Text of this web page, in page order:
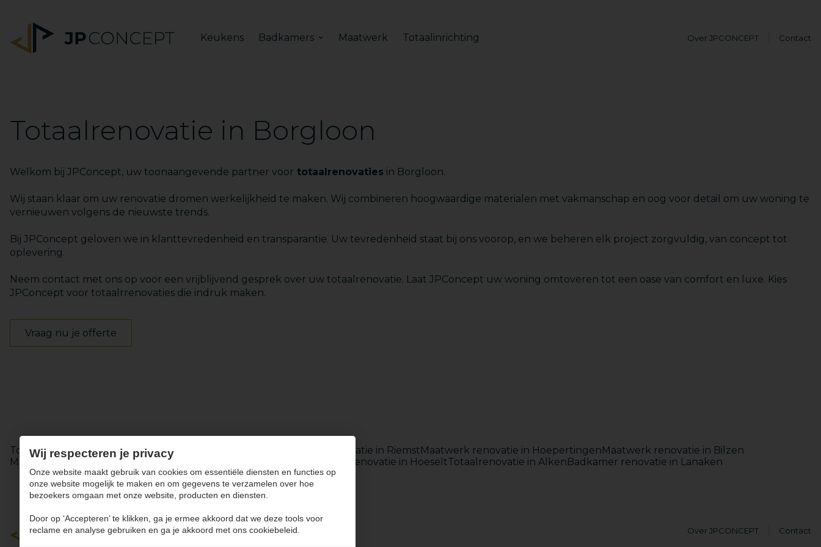
Keukens Badkamers Maatwerk Totaalinrichting Over JPCONCEPT Contact
Totaalrenovatie in Borgloon
Welkom bij JPConcept, uw toonaangevende partner voor totaalrenovaties in Borgloon.
Wij staan klaar om uw renovatie dromen werkelijkheid te maken. Wij combineren hoogwaardige materialen met vakmanschap en oog voor detail om uw woning te
vernieuwen volgens de nieuwste trends.
Bij JPConcept geloven we in klanttevredenheid en transparantie. Uw tevredenheid staat bij ons voorop, en we beheren elk project zorgvuldig, van concept tot
oplevering.
Neem contact met ons op voor een vrijblijvend gesprek over uw totaalrenovatie. Laat JPConcept uw woning omtoveren tot een oase van comfort en luxe. Kies
JPConcept voor totaalrrenovaties die indruk maken.
Vraag nu je offerte
Totaalrenovatie in Werm Badkamer renovatie in Alken Badkamer renovatie in RiemstMaatwerk renovatie in HoepertingenMaatwerk renovatie in Bilzen
Maatwerk renovatie in TongerenBadkamer renovatie in Hasselt Totaalrenovatie in HoeseltTotaalrenovatie in AlkenBadkamer renovatie in Lanaken
KeukensBadkamersMaatwerkTotaalinrichting Over JPCONCEPT Contact
Wij respecteren je privacy
Onze website maakt gebruik van cookies om essentiële diensten en functies op
onze website mogelijk te maken en om gegevens te verzamelen over hoe
bezoekers omgaan met onze website, producten en diensten.
Door op ‘Accepteren’ te klikken, ga je ermee akkoord dat we deze tools voor
reclame en analyse gebruiken en ga je akkoord met ons cookiebeleid.